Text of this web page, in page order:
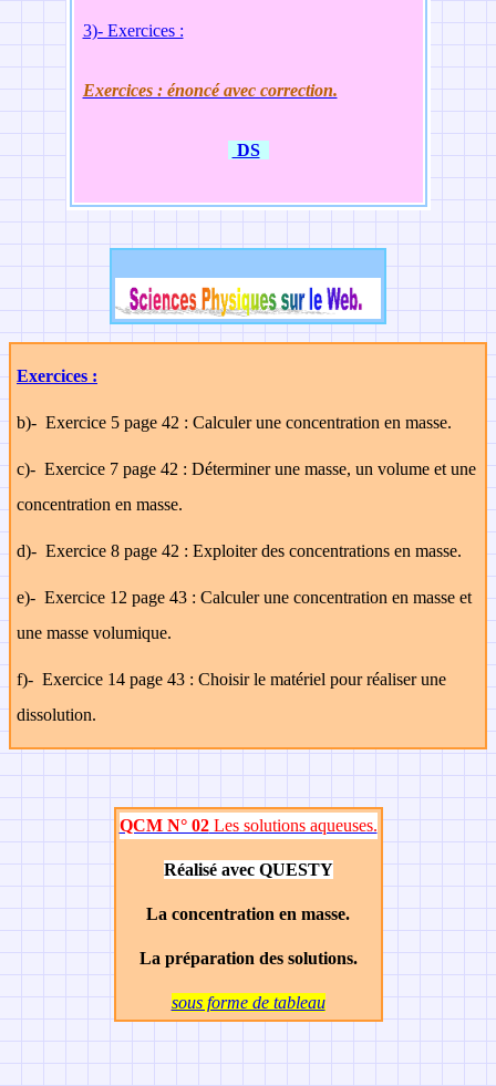
3)- Exercices :
Exercices : énoncé avec correction.
DS
Exercices :
b)- Exercice 5 page 42 : Calculer une concentration en masse.
c)- Exercice 7 page 42 : Déterminer une masse, un volume et une
concentration en masse.
d)- Exercice 8 page 42 : Exploiter des concentrations en masse.
e)- Exercice 12 page 43 : Calculer une concentration en masse et
une masse volumique.
f)- Exercice 14 page 43 : Choisir le matériel pour réaliser une
dissolution.
QCM N° 02Les solutions aqueuses.
Réalisé avec QUESTY
La concentration en masse.
La préparation des solutions.
sous forme de tableau